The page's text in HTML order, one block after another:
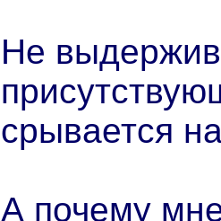
Не
срывается
А почему